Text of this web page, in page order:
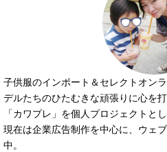
子供服のインポート＆セレクトオン
デルたちのひたむきな頑張りに心を
「カワプレ」を個人プロジェクトと
現在は企業広告制作を中心に、ウェ
中。